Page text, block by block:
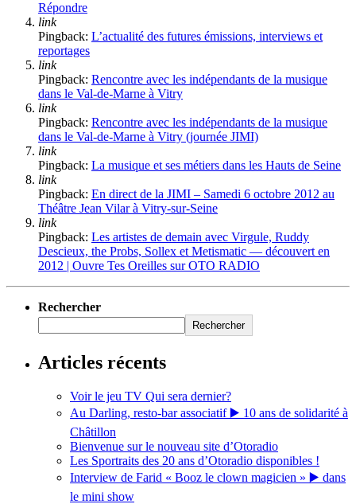
Répondre
link
Pingback: L’actualité des futures émissions, interviews et
reportages
link
Pingback: Rencontre avec les indépendants de la musique
dans le Val-de-Marne à Vitry
link
Pingback: Rencontre avec les indépendants de la musique
dans le Val-de-Marne à Vitry (journée JIMI)
link
Pingback: La musique et ses métiers dans les Hauts de Seine
link
Pingback: En direct de la JIMI – Samedi 6 octobre 2012 au
Théâtre Jean Vilar à Vitry-sur-Seine
link
Pingback: Les artistes de demain avec Virgule, Ruddy
Descieux, the Probs, Sollex et Metismatic — découvert en
2012 | Ouvre Tes Oreilles sur OTO RADIO
Rechercher
Rechercher
Articles récents
Voir le jeu TV Qui sera dernier?
Au Darling, resto-bar associatif ▶️ 10 ans de solidarité à
Châtillon
Bienvenue sur le nouveau site d’Otoradio
Les Sportraits des 20 ans d’Otoradio disponibles !
Interview de Farid « Booz le clown magicien » ▶️ dans
le mini show